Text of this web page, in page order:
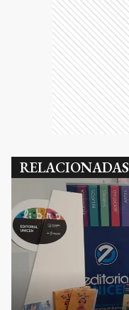
RELACIONADAS